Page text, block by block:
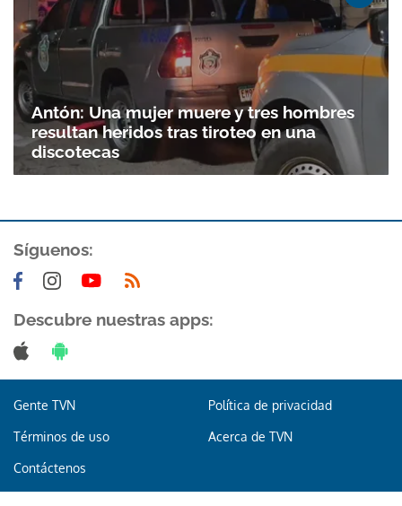
Gracias por suscribirte a nuestro boletín.
Antón: Una mujer muere y tres hombres
resultan heridos tras tiroteo en una
discotecas
Síguenos:
Descubre nuestras apps:
Gente TVN Política de privacidad
Términos de uso Acerca de TVN
Contáctenos